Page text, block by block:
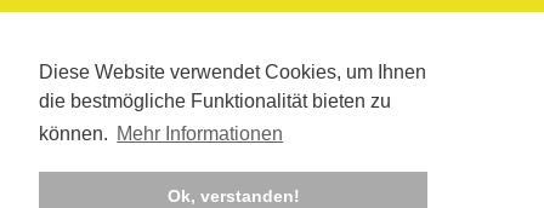
Diese Website verwendet Cookies, um Ihnen
die bestmögliche Funktionalität bieten zu
können. Mehr Informationen
Ok, verstanden!